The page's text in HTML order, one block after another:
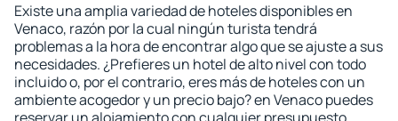
Existe una amplia variedad de hoteles disponibles en
Venaco, razón por la cual ningún turista tendrá
problemas a la hora de encontrar algo que se ajuste a sus
necesidades. ¿Prefieres un hotel de alto nivel con todo
incluido o, por el contrario, eres más de hoteles con un
ambiente acogedor y un precio bajo? en Venaco puedes